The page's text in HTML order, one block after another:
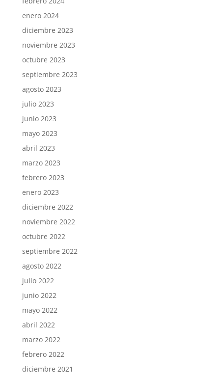
enero 2024
diciembre 2023
noviembre 2023
octubre 2023
septiembre 2023
agosto 2023
julio 2023
junio 2023
mayo 2023
abril 2023
marzo 2023
febrero 2023
enero 2023
diciembre 2022
noviembre 2022
octubre 2022
septiembre 2022
agosto 2022
julio 2022
junio 2022
mayo 2022
abril 2022
marzo 2022
febrero 2022
diciembre 2021